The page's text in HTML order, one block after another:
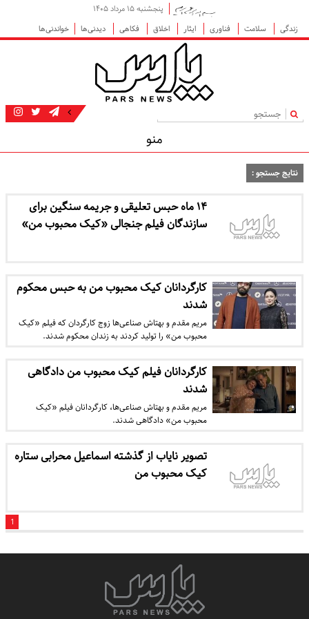
پنجشنبه ۱۵ مرداد ۱۴۰۵
زندگی
سلامت فناوری ایثار اخلاق فکاهی دیدنی‌ها خواندنی‌ها
|
منو
نتایج جستجو :
۱۴ ماه حبس تعلیقی و جریمه سنگین برای
سازندگان فیلم جنجالی «کیک محبوب من»
کارگردانان کیک محبوب من به حبس محکوم
شدند
مریم مقدم و بهتاش صناعی‌ها زوج کارگردان که فیلم «کیک
محبوب من» را تولید کردند به زندان محکوم شدند.
کارگردانان فیلم کیک محبوب من دادگاهی
شدند
مریم مقدم و بهتاش صناعی‌ها، کارگردانان فیلم «کیک
محبوب من» دادگاهی شدند.
تصویر نایاب از گذشته اسماعیل محرابی ستاره
کیک محبوب من
1